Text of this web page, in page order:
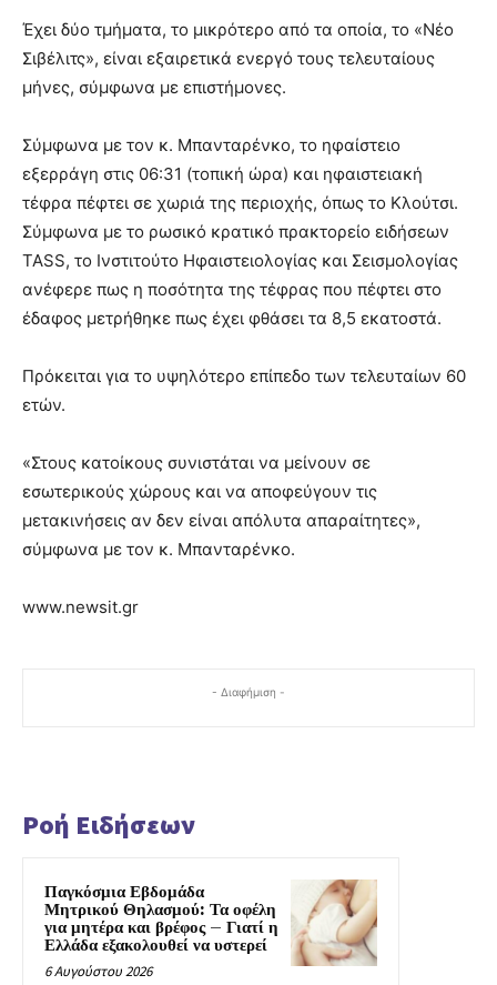
Έχει δύο τμήματα, το μικρότερο από τα οποία, το «Νέο
Σιβέλιτς», είναι εξαιρετικά ενεργό τους τελευταίους
μήνες, σύμφωνα με επιστήμονες.
Σύμφωνα με τον κ. Μπανταρένκο, το ηφαίστειο
εξερράγη στις 06:31 (τοπική ώρα) και ηφαιστειακή
τέφρα πέφτει σε χωριά της περιοχής, όπως το Κλούτσι.
Σύμφωνα με το ρωσικό κρατικό πρακτορείο ειδήσεων
TASS, το Ινστιτούτο Ηφαιστειολογίας και Σεισμολογίας
ανέφερε πως η ποσότητα της τέφρας που πέφτει στο
έδαφος μετρήθηκε πως έχει φθάσει τα 8,5 εκατοστά.
Πρόκειται για το υψηλότερο επίπεδο των τελευταίων 60
ετών.
«Στους κατοίκους συνιστάται να μείνουν σε
εσωτερικούς χώρους και να αποφεύγουν τις
μετακινήσεις αν δεν είναι απόλυτα απαραίτητες»,
σύμφωνα με τον κ. Μπανταρένκο.
www.newsit.gr
- Διαφήμιση -
Ροή Ειδήσεων
Παγκόσμια Εβδομάδα
Μητρικού Θηλασμού: Τα οφέλη
για μητέρα και βρέφος – Γιατί η
Ελλάδα εξακολουθεί να υστερεί
6 Αυγούστου 2026